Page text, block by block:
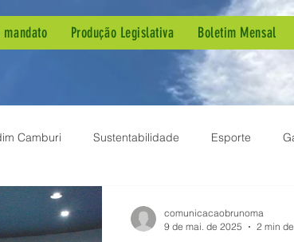
mandato Produção Legislativa Boletim Mensal
Camburi Sustentabilidade Esporte
Dengue
comunicacaobrunoma
9 de mai. de 2025
2 min